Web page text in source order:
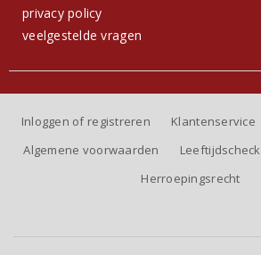
privacy policy
veelgestelde vragen
Inloggen of registreren Klantenservice
Algemene voorwaarden
Leeftijdscheck
Herroepingsrecht